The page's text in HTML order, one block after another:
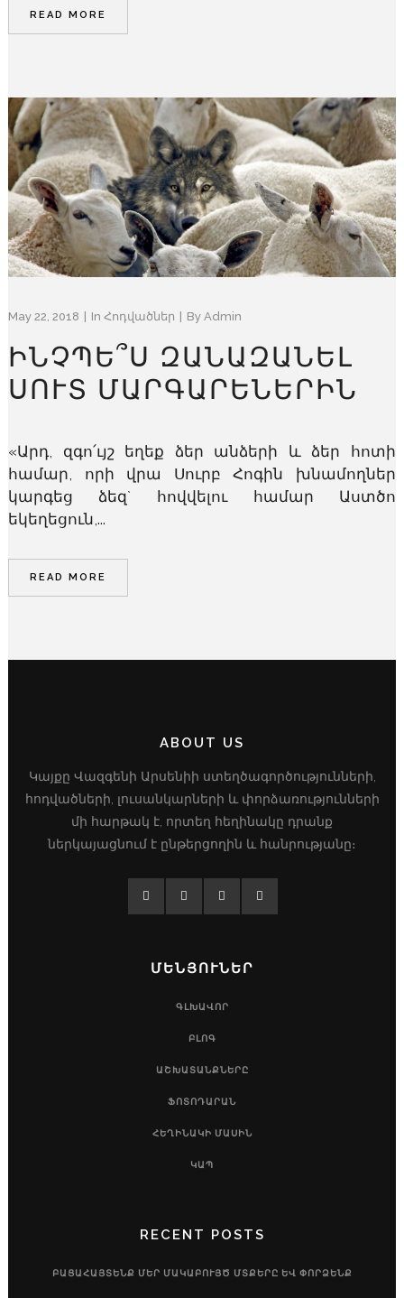
READ MORE
May 22, 2018 In Հոդվածներ By Admin
ԻՆՉՊԵ՞Ս ԶԱՆԱԶԱՆԵԼ
ՍՈՒՏ ՄԱՐԳԱՐԵՆԵՐԻՆ
«Արդ, զգո՛ւյշ եղեք ձեր անձերի և ձեր հոտի
համար, որի վրա Սուրբ Հոգին խնամողներ
կարգեց ձեզ` հովվելու համար Աստծո
եկեղեցուն,...
READ MORE
ABOUT US
Կայքը Վազգենի Արսենիի ստեղծագործությունների,
հոդվածների, լուսանկարների և փորձառությունների
մի հարթակ է, որտեղ հեղինակը դրանք
ներկայացնում է ընթերցողին և հանրությանը։
ՄԵՆՅՈՒՆԵՐ
ԳԼԽԱՎՈՐ
ԲԼՈԳ
ԱՇԽԱՏԱՆՔՆԵՐԸ
ՖՈՏՈԴԱՐԱՆ
ՀԵՂԻՆԱԿԻ ՄԱՍԻՆ
ԿԱՊ
RECENT POSTS
ԲԱՑԱՀԱՅՏԵՆՔ ՄԵՐ ՄԱԿԱԲՈՒՅԾ ՄՏՔԵՐԸ ԵՎ ՓՈՐՁԵՆՔ